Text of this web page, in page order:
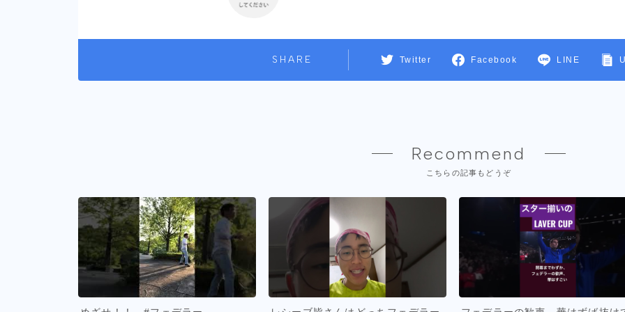
SHARE Twitter Facebook LINE
Recommend
こちらの記事もどうぞ